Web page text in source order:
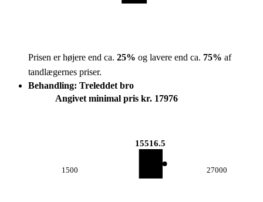
Prisen er højere end ca. 25% og lavere end ca. 75% af
tandlægernes priser.
Behandling: Treleddet bro
Angivet minimal pris kr. 17976
1500
15516.5
27000